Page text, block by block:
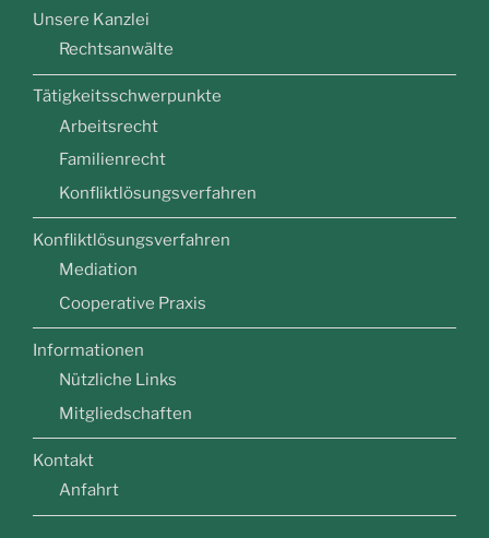
Unsere Kanzlei
Rechtsanwälte
Tätigkeitsschwerpunkte
Arbeitsrecht
Familienrecht
Konfliktlösungsverfahren
Konfliktlösungsverfahren
Mediation
Cooperative Praxis
Informationen
Nützliche Links
Mitgliedschaften
Kontakt
Anfahrt